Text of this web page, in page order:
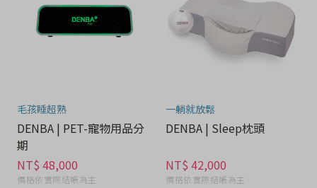
毛孩睡超熟
DENBA | PET-寵物用品分
期
NT$ 48,000
價格依實際結帳為主
一躺就放鬆
DENBA | Sleep枕頭
NT$ 42,000
價格依實際結帳為主